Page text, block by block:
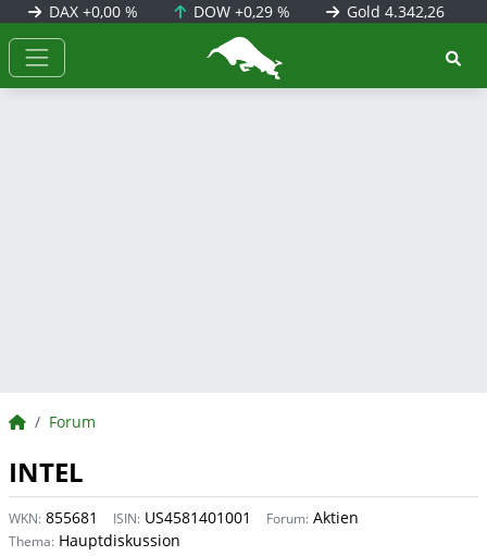
DAX +0,00 % DOW+0,29 % Gold 4.342,26
BörsenNEWS.de
BörsenNEWS.de
Forum
INTEL
WKN: 855681 ISIN: US4581401001 Forum: Aktien
Thema: Hauptdiskussion